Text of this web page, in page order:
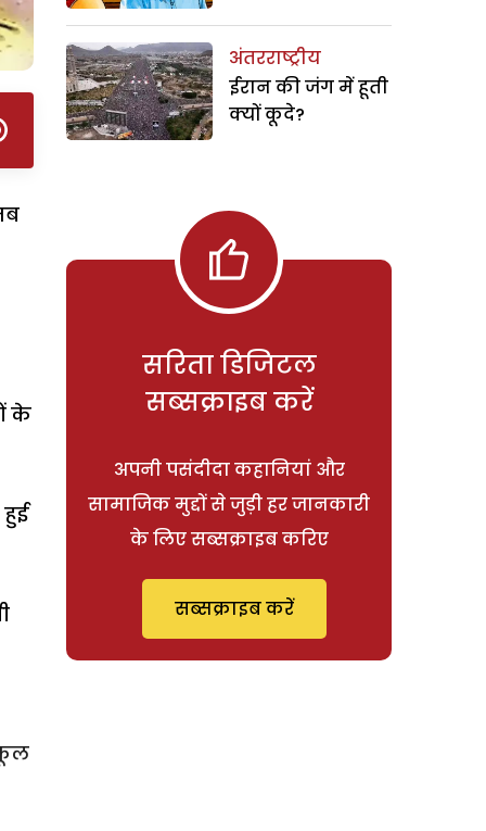
के
अंतरराष्ट्रीय
ईरान की जंग में हूती
क्यों कूदे?
सरिता डिजिटल
सब्सक्राइब करें
अपनी पसंदीदा कहानियां और
सामाजिक मुद्दों से जुड़ी हर जानकारी
के लिए सब्सक्राइब करिए
सब्सक्राइब करें